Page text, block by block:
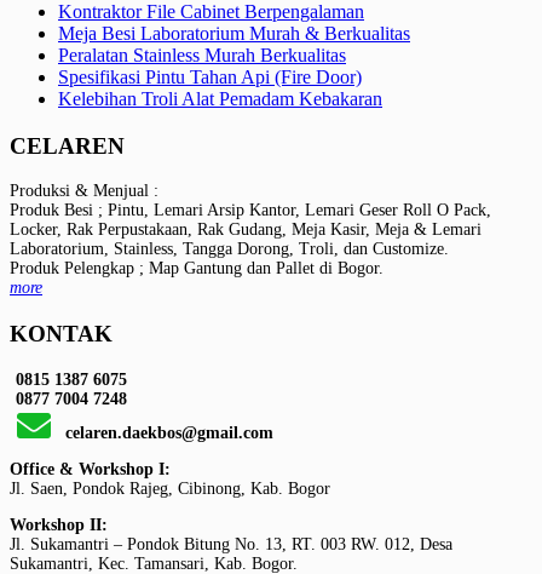
Kontraktor File Cabinet Berpengalaman
Meja Besi Laboratorium Murah & Berkualitas
Peralatan Stainless Murah Berkualitas
Spesifikasi Pintu Tahan Api (Fire Door)
Kelebihan Troli Alat Pemadam Kebakaran
CELAREN
Produksi & Menjual :
Produk Besi ; Pintu, Lemari Arsip Kantor, Lemari Geser Roll O Pack,
Locker, Rak Perpustakaan, Rak Gudang, Meja Kasir, Meja & Lemari
Laboratorium, Stainless, Tangga Dorong, Troli, dan Customize.
Produk Pelengkap ; Map Gantung dan Pallet di Bogor.
more
KONTAK
0815 1387 6075
0877 7004 7248
celaren.daekbos@gmail.com
Office & Workshop I:
Jl. Saen, Pondok Rajeg, Cibinong, Kab. Bogor
Workshop II:
Jl. Sukamantri – Pondok Bitung No. 13, RT. 003 RW. 012, Desa
Sukamantri, Kec. Tamansari, Kab. Bogor.